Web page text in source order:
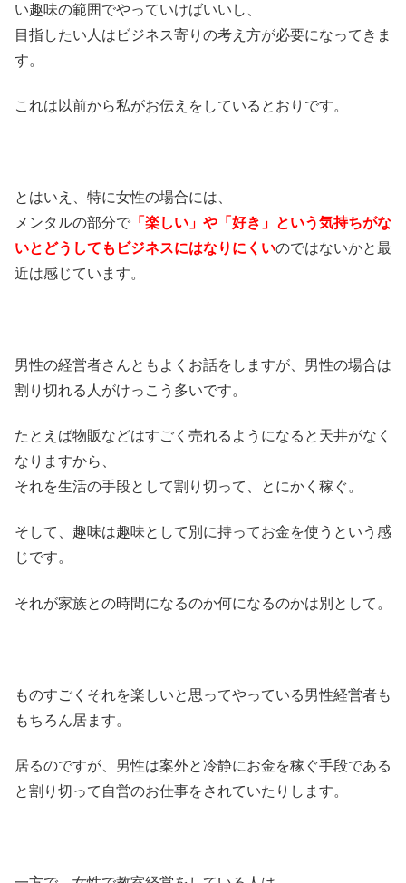
い趣味の範囲でやっていけばいいし、
目指したい人はビジネス寄りの考え方が必要になってきま
す。
これは以前から私がお伝えをしているとおりです。
とはいえ、特に女性の場合には、
メンタルの部分で 「楽しい」や「好き」という気持ちがな
いとどうしてもビジネスにはなりにくいのではないかと最
近は感じています。
男性の経営者さんともよくお話をしますが、男性の場合は
割り切れる人がけっこう多いです。
たとえば物販などはすごく売れるようになると天井がなく
なりますから、
それを生活の手段として割り切って、とにかく稼ぐ。
そして、趣味は趣味として別に持ってお金を使うという感
じです。
それが家族との時間になるのか何になるのかは別として。
ものすごくそれを楽しいと思ってやっている男性経営者も
もちろん居ます。
居るのですが、男性は案外と冷静にお金を稼ぐ手段である
と割り切って自営のお仕事をされていたりします。